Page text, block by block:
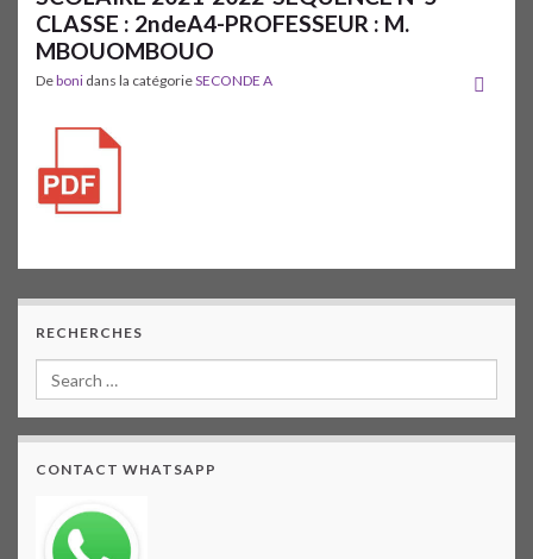
CLASSE : 2ndeA4-PROFESSEUR : M.
MBOUOMBOUO
Deboni dans la catégorieSECONDE A
RECHERCHES
CONTACT WHATSAPP